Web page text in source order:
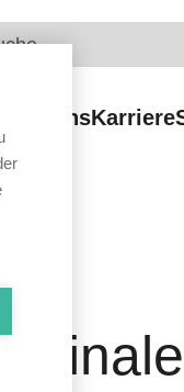
über unsKarriere